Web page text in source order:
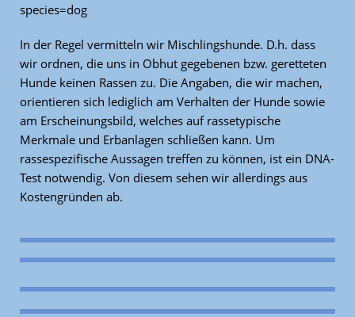
species=dog
In der Regel vermitteln wir Mischlingshunde. D.h. dass
wir ordnen, die uns in Obhut gegebenen bzw. geretteten
Hunde keinen Rassen zu. Die Angaben, die wir machen,
orientieren sich lediglich am Verhalten der Hunde sowie
am Erscheinungsbild, welches auf rassetypische
Merkmale und Erbanlagen schließen kann. Um
rassespezifische Aussagen treffen zu können, ist ein DNA-
Test notwendig. Von diesem sehen wir allerdings aus
Kostengründen ab.